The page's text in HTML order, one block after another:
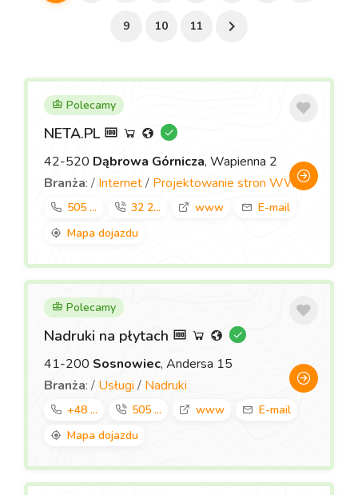
9 10 11
Polecamy
NETA.PL
42-520 Dąbrowa Górnicza, Wapienna 2
Branża: / Internet/ Projektowanie stron WWW
505 ... 32 2... www
E-mail
Mapa dojazdu
Polecamy
Nadruki na płytach
41-200 Sosnowiec, Andersa 15
Branża: / Usługi / Nadruki
+48 ... 505 ... www
E-mail
Mapa dojazdu